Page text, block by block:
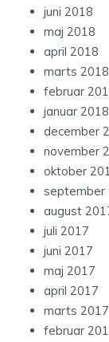
juni 2018
maj 2018
april 2018
marts 2018
februar
januar 2018
december
november
oktober
september
august
juli 2017
juni 2017
maj 2017
april 2017
marts 2017
februar